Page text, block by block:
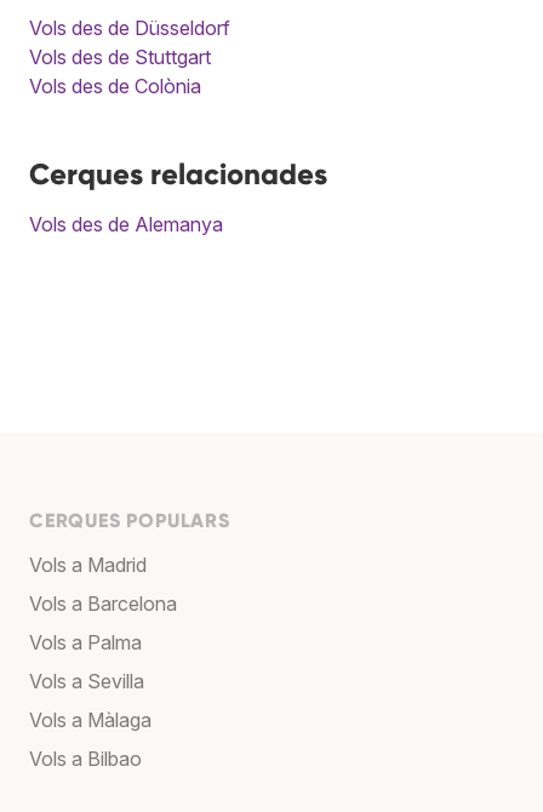
Vols des de Düsseldorf
Vols des de Stuttgart
Vols des de Colònia
Cerques relacionades
Vols des de Alemanya
CERQUES POPULARS
Vols a Madrid
Vols a Barcelona
Vols a Palma
Vols a Sevilla
Vols a Màlaga
Vols a Bilbao